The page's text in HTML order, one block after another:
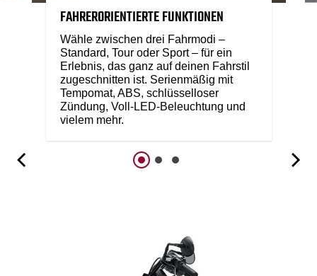
FAHRERORIENTIERTE FUNKTIONEN
Wähle zwischen drei Fahrmodi –
Standard, Tour oder Sport – für ein
Erlebnis, das ganz auf deinen Fahrstil
zugeschnitten ist. Serienmäßig mit
Tempomat, ABS, schlüsselloser
Zündung, Voll-LED-Beleuchtung und
vielem mehr.